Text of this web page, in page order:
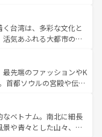
カ
ほしい。
迎えてくれるハワイの
ワイアンミュージッ
てがハワイの魅力を彩
い。
ウルル（エアーズロッ
ケアンズの熱帯雨林な
フェやワイン、オージ
り、サーフィンやダイ
ア好きにはたまらな
存分に味わいつくそ
台湾は、多彩な文化と
気あふれる大都市の台
東部など、都市の喧騒
れる人に新しい発見と
深い台湾の食文化も魅
バラエティ豊かな料理
情報は コンテンツ一覧を参
先端のファッションやK
首都ソウルの宮殿や伝統
自然美を楽しむことが
品のストリートフード
いる。夜には、韓国な
ベトナム。南北に細長
や青々とした山々、世